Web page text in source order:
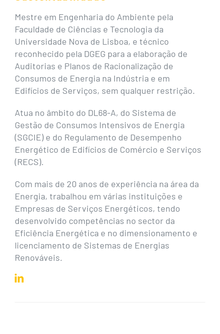
Mestre em Engenharia do Ambiente pela
Faculdade de Ciências e Tecnologia da
Universidade Nova de Lisboa, e técnico
reconhecido pela DGEG para a elaboração de
Auditorias e Planos de Racionalização de
Consumos de Energia na Indústria e em
Edifícios de Serviços, sem qualquer restrição.
Atua no âmbito do DL68-A, do Sistema de
Gestão de Consumos Intensivos de Energia
(SGCIE) e do Regulamento de Desempenho
Energético de Edifícios de Comércio e Serviços
(RECS).
Com mais de 20 anos de experiência na área da
Energia, trabalhou em várias instituições e
Empresas de Serviços Energéticos, tendo
desenvolvido competências no sector da
Eficiência Energética e no dimensionamento e
licenciamento de Sistemas de Energias
Renováveis.